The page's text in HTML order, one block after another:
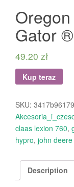
Gator
49.20 zł
Kup teraz
SKU:
claas lexion 760,
hypro, john
Description